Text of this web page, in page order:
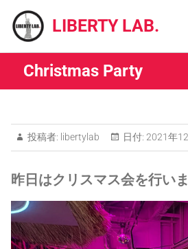
content
LIBERTY LAB.
Christmas Party
投稿者: libertylab 日付: 2021年
昨日はクリスマス会を行い